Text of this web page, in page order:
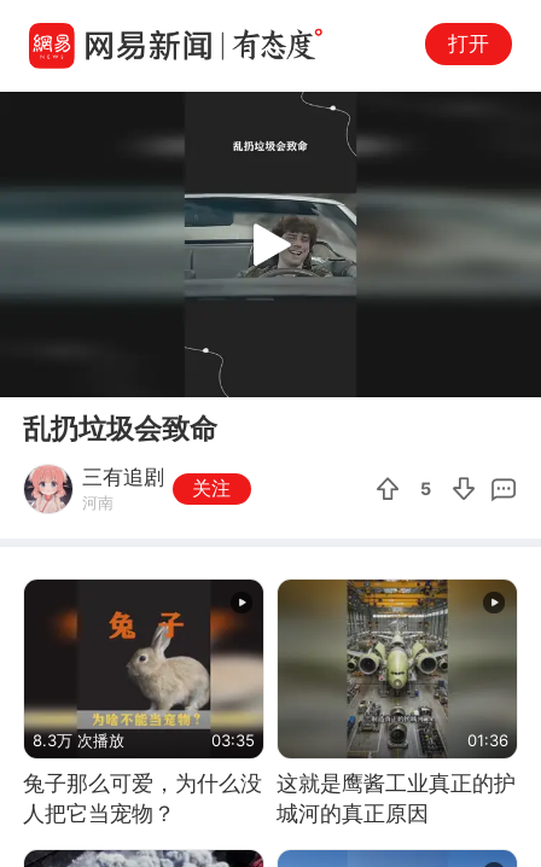
打开
Play
乱扔垃圾会致命
三有追剧
河南
关注 5
8.3万 次播放 03:35
兔子那么可爱，为什么没
人把它当宠物？
01:36
这就是鹰酱工业真正的护
城河的真正原因